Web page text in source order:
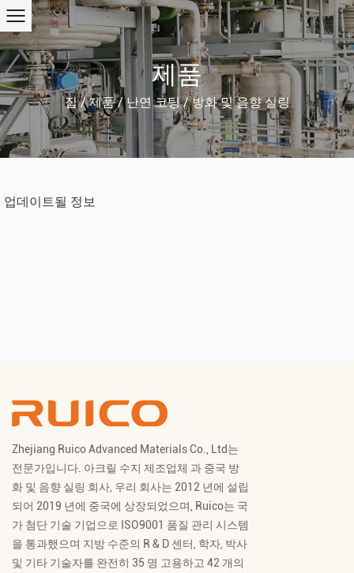
제품
집/제품/난연 코팅/방화 및 음향 실링
업데이트될 정보
Zhejiang Ruico Advanced Materials Co., Ltd는
전문가입니다. 아크릴 수지 제조업체 과 중국 방
화 및 음향 실링 회사 , 우리 회사는 2012 년에 설립
되어 2019 년에 중국에 상장되었으며, Ruico는 국
가 첨단 기술 기업으로 ISO9001 품질 관리 시스템
을 통과했으며 지방 수준의 R & D 센터, 학자, 박사
및 기타 기술자를 완전히 35 명 고용하고 42 개의